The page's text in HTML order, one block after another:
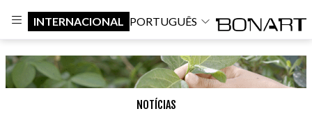
INTERNACIONAL PORTUGUÊS
NOTÍCIAS